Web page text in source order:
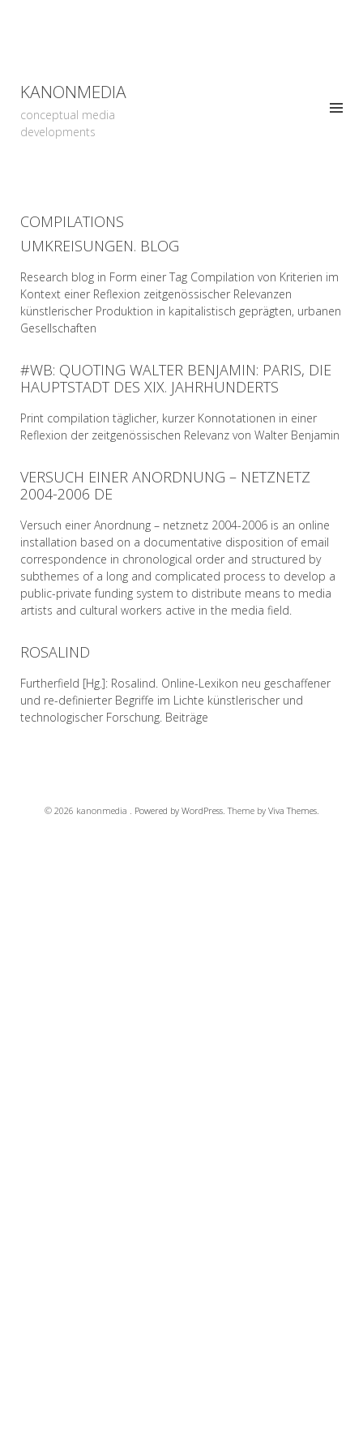
KANONMEDIA
conceptual media
developments
COMPILATIONS
UMKREISUNGEN. BLOG
Research blog in Form einer Tag Compilation von Kriterien im
Kontext einer Reflexion zeitgenössischer Relevanzen
künstlerischer Produktion in kapitalistisch geprägten, urbanen
Gesellschaften
#WB: QUOTING WALTER BENJAMIN: PARIS, DIE
HAUPTSTADT DES XIX. JAHRHUNDERTS
Print compilation täglicher, kurzer Konnotationen in einer
Reflexion der zeitgenössischen Relevanz von Walter Benjamin
VERSUCH EINER ANORDNUNG – NETZNETZ
2004-2006 DE
Versuch einer Anordnung – netznetz 2004-2006 is an online
installation based on a documentative disposition of email
correspondence in chronological order and structured by
subthemes of a long and complicated process to develop a
public-private funding system to distribute means to media
artists and cultural workers active in the media field.
ROSALIND
Furtherfield [Hg.]: Rosalind. Online-Lexikon neu geschaffener
und re-definierter Begriffe im Lichte künstlerischer und
technologischer Forschung. Beiträge
© 2026 kanonmedia . Powered by WordPress.Theme by Viva Themes.